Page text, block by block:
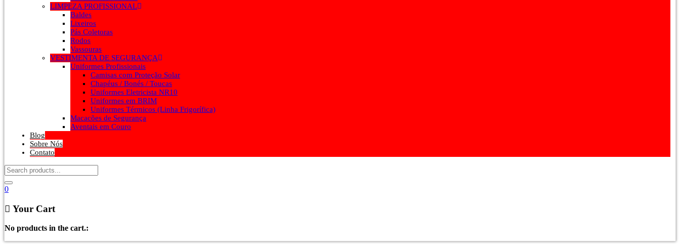
LIMPEZA PROFISSIONAL
Baldes
Lixeiros
Pás Coletoras
Rodos
Vassouras
VESTIMENTA DE SEGURANÇA
Uniformes Profissionais
Camisas com Proteção Solar
Chapéus / Bonés / Toucas
Uniformes Eletricista NR10
Uniformes em BRIM
Uniformes Térmicos (Linha Frigorífica)
Macacões de Segurança
Aventais em Couro
Blog
Sobre Nós
Contato
0
Your Cart
No products in the cart.: